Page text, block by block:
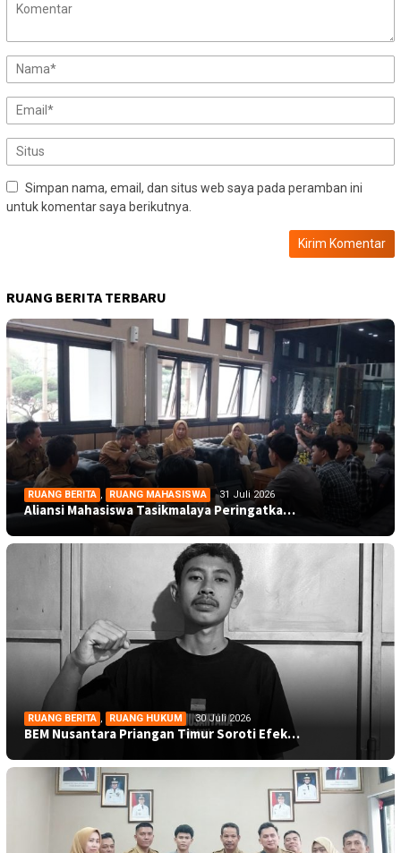
Simpan nama, email, dan situs web saya pada peramban ini
untuk komentar saya berikutnya.
RUANG BERITA TERBARU
RUANG BERITA , RUANG MAHASISWA 31 Juli 2026
Aliansi Mahasiswa Tasikmalaya Peringatka…
RUANG BERITA , RUANG HUKUM 30 Juli 2026
BEM Nusantara Priangan Timur Soroti Efek…